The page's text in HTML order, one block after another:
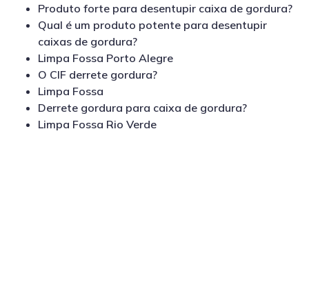
Produto forte para desentupir caixa de gordura?
Qual é um produto potente para desentupir
caixas de gordura?
Limpa Fossa Porto Alegre
O CIF derrete gordura?
Limpa Fossa
Derrete gordura para caixa de gordura?
Limpa Fossa Rio Verde